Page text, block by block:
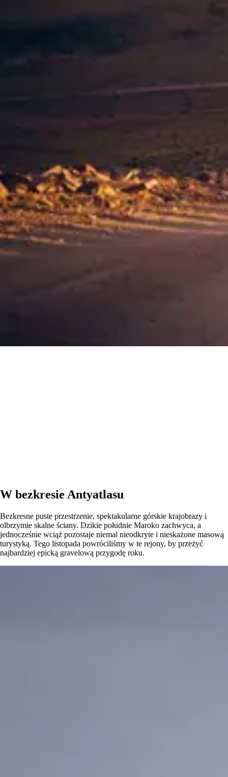
W bezkresie Antyatlasu
Bezkresne puste przestrzenie, spektakularne górskie krajobrazy i
olbrzymie skalne ściany. Dzikie południe Maroko zachwyca, a
jednocześnie wciąż pozostaje niemal nieodkryte i nieskażone masową
turystyką. Tego listopada powróciliśmy w te rejony, by przeżyć
najbardziej epicką gravelową przygodę roku.